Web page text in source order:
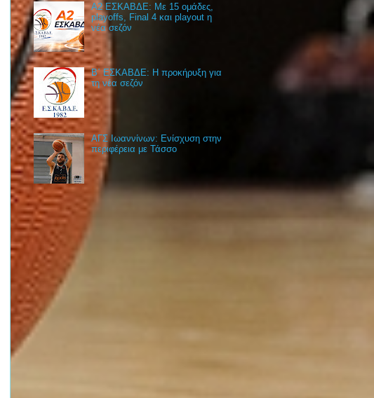
Α2 ΕΣΚΑΒΔΕ: Με 15 ομάδες,
playoffs, Final 4 και playout η
νέα σεζόν
Β΄ ΕΣΚΑΒΔΕ: Η προκήρυξη για
τη νέα σεζόν
ΑΓΣ Ιωαννίνων: Ενίσχυση στην
περιφέρεια με Τάσσο